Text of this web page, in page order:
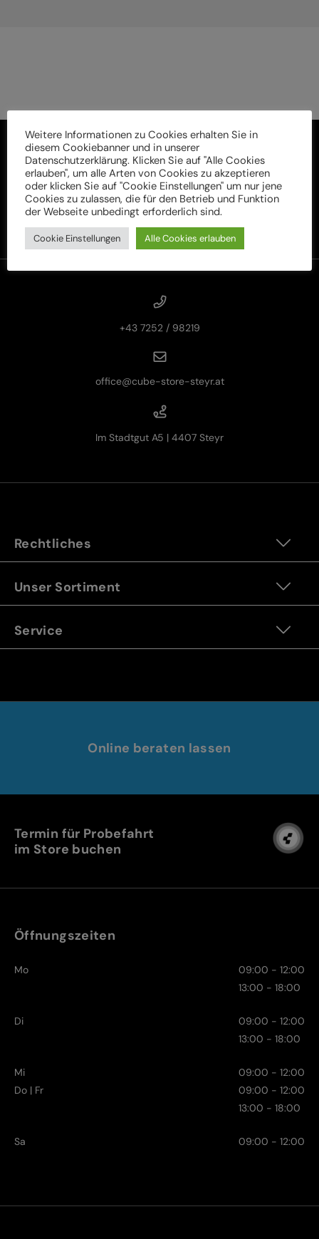
+43 7252 / 98219
office@cube-store-steyr.at
Im Stadtgut A5 | 4407 Steyr
Rechtliches
Unser Sortiment
Service
Online beraten lassen
Termin für Probefahrt
im Store buchen
Öffnungszeiten
Mo
09:00 - 12:00
13:00 - 18:00
Di
09:00 - 12:00
13:00 - 18:00
Mi
09:00 - 12:00
Do | Fr
09:00 - 12:00
13:00 - 18:00
Sa 09:00 - 12:00
Weitere Informationen zu Cookies erhalten Sie in
diesem Cookiebanner und in unserer
Datenschutzerklärung. Klicken Sie auf "Alle Cookies
erlauben", um alle Arten von Cookies zu akzeptieren
oder klicken Sie auf "Cookie Einstellungen" um nur jene
Cookies zu zulassen, die für den Betrieb und Funktion
der Webseite unbedingt erforderlich sind.
Cookie Einstellungen Alle Cookies erlauben